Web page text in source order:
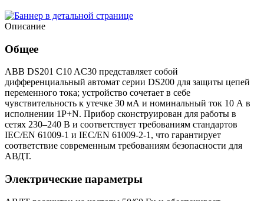
Описание
Общее
ABB DS201 C10 AC30 представляет собой
дифференциальный автомат серии DS200 для защиты цепей
переменного тока; устройство сочетает в себе
чувствительность к утечке 30 мА и номинальный ток 10 А в
исполнении 1P+N. Прибор сконструирован для работы в
сетях 230–240 В и соответствует требованиям стандартов
IEC/EN 61009-1 и IEC/EN 61009-2-1, что гарантирует
соответствие современным требованиям безопасности для
АВДТ.
Электрические параметры